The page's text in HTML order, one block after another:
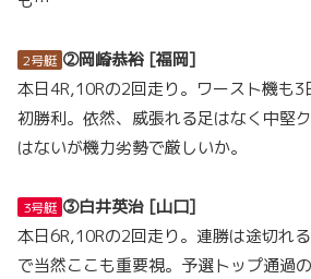
2号艇 ②岡崎恭裕 [福岡]
本日4R,10Rの2回走り。ワースト機も
初勝利。依然、威張れる足はなく中堅
はないが機力劣勢で厳しいか。
3号艇 ③白井英治 [山口]
本日6R,10Rの2回走り。連勝は途切れ
で当然ここも重要視。予選トップ通過